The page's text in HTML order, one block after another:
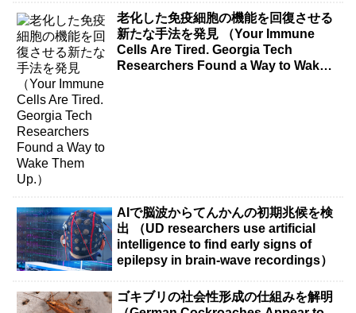
老化した免疫細胞の機能を回復させる
新たな手法を発見 （Your Immune
Cells Are Tired. Georgia Tech
Researchers Found a Way to Wake
AIで脳波からてんかんの初期兆候を検
出 （UD researchers use artificial
intelligence to find early signs of
epilepsy in brain-wave recordings）
ゴキブリの社会性形成の仕組みを解明